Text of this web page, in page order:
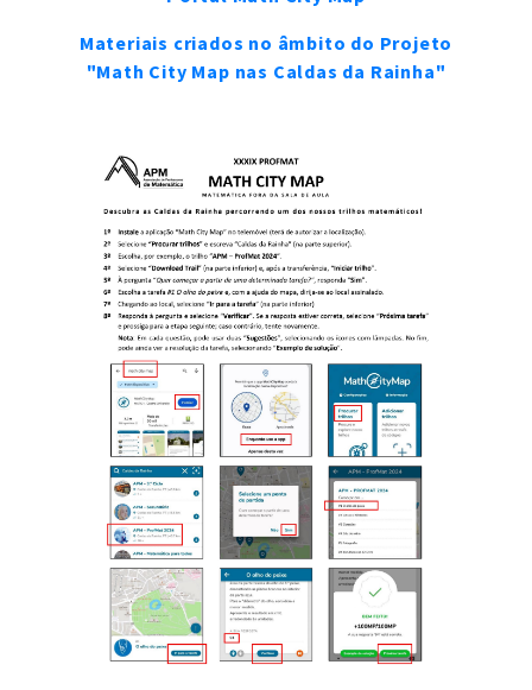
Materiais criados no âmbito do Projeto
"Math City Map nas Caldas da Rainha"